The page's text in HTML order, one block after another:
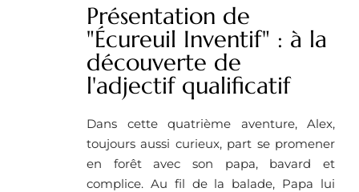
Présentation de
"Écureuil Inventif" : à la
découverte de
l'adjectif qualificatif
Dans cette quatrième aventure, Alex,
toujours aussi curieux, part se promener
en forêt avec son papa, bavard et
complice. Au fil de la balade, Papa lui